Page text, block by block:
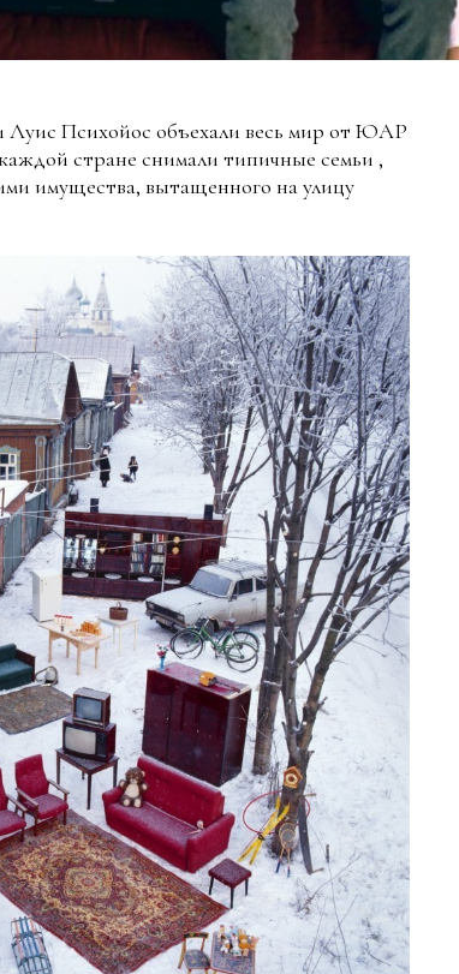
Психойос объехали весь мир от ЮАР
стране снимали типичные семьи ,
имущества, вытащенного на улицу